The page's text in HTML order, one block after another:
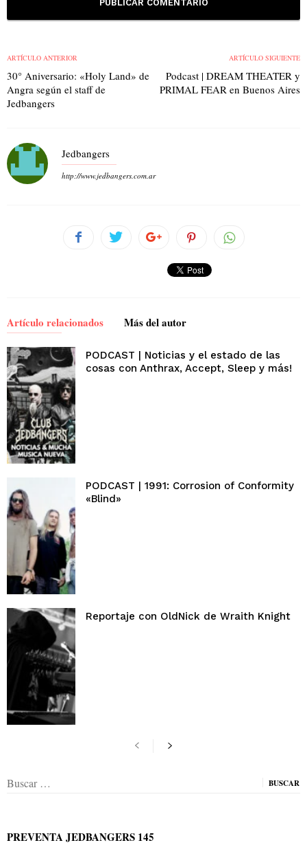
ARTÍCULO ANTERIOR
30° Aniversario: «Holy Land» de
Angra según el staff de
Jedbangers
ARTÍCULO SIGUIENTE
Podcast | DREAM THEATER y
PRIMAL FEAR en Buenos Aires
Jedbangers
http://www.jedbangers.com.ar
Artículo relacionados Más del autor
PODCAST | Noticias y el estado de las
cosas con Anthrax, Accept, Sleep y más!
PODCAST | 1991: Corrosion of Conformity
«Blind»
Reportaje con OldNick de Wraith Knight
Buscar:
PREVENTA JEDBANGERS 145